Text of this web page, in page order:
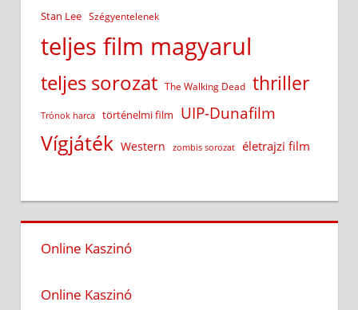
Stan Lee Szégyentelenek
teljes film magyarul
teljes sorozat The Walking Dead thriller
Trónok harca történelmi film UIP-Dunafilm
Vígjáték Western zombis sorozat életrajzi film
Online Kaszinó
Online Kaszinó